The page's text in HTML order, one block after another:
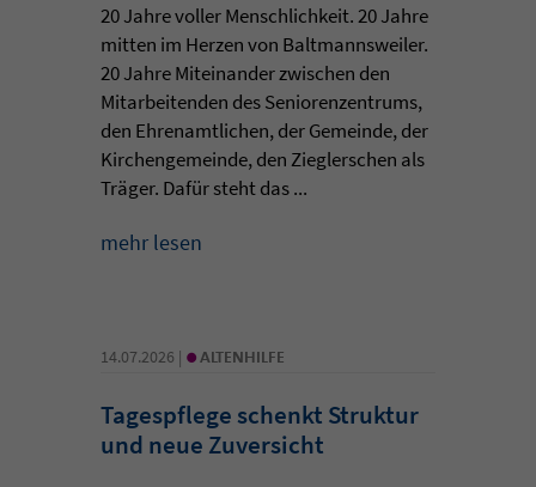
20 Jahre voller Menschlichkeit. 20 Jahre
mitten im Herzen von Baltmannsweiler.
20 Jahre Miteinander zwischen den
Mitarbeitenden des Seniorenzentrums,
den Ehrenamtlichen, der Gemeinde, der
Kirchengemeinde, den Zieglerschen als
Träger. Dafür steht das ...
mehr lesen
14.07.2026 | • ALTENHILFE
Tagespflege schenkt Struktur
und neue Zuversicht